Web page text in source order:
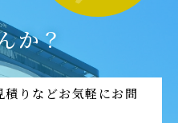
か？
りなどお気軽にお問